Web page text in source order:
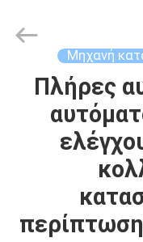
ΣΠΊΤΙ
ΠΡΟΪΌΝΤΑ
Reserved.
Μηχανή
Πλήρες